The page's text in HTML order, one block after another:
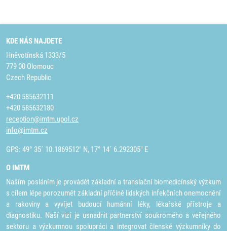
KDE NÁS NAJDETE
Hněvotínská 1333/5
779 00 Olomouc
Czech Republic
+420 585632111
+420 585632180
reception@imtm.upol.cz
info@imtm.cz
GPS: 49° 35´ 10.1869512" N, 17° 14´ 6.292305" E
O IMTM
Naším posláním je provádět základní a translační biomedicínský výzkum
s cílem lépe porozumět základní příčině lidských infekčních onemocnění
a rakoviny a vyvíjet budoucí humánní léky, lékařské přístroje a
diagnostiku. Naší vizí je usnadnit partnerství soukromého a veřejného
sektoru a výzkumnou spolupráci a integrovat členské výzkumníky do